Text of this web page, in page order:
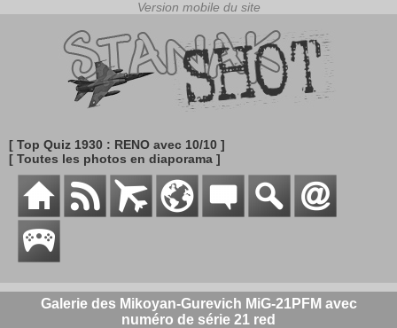
[ Top Quiz 1930 : RENO avec 10/10 ]
[ Toutes les photos en diaporama ]
Galerie des Mikoyan-Gurevich MiG-21PFM avec
numéro de série 21 red